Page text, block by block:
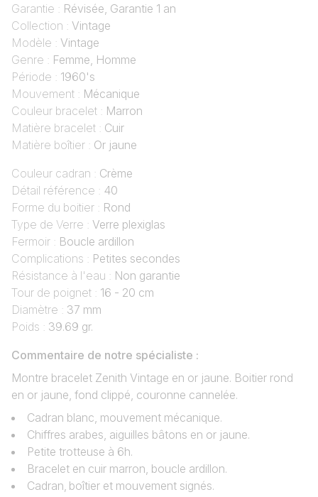
Garantie : Révisée, Garantie 1 an
Collection : Vintage
Modèle : Vintage
Genre : Femme, Homme
Période : 1960's
Mouvement : Mécanique
Couleur bracelet : Marron
Matière bracelet : Cuir
Matière boîtier : Or jaune
Couleur cadran : Crème
Détail référence : 40
Forme du boitier : Rond
Type de Verre : Verre plexiglas
Fermoir : Boucle ardillon
Complications : Petites secondes
Résistance à l'eau : Non garantie
Tour de poignet : 16 - 20 cm
Diamètre : 37 mm
Poids : 39.69 gr.
Commentaire de notre spécialiste :
Montre bracelet Zenith Vintage en or jaune. Boitier rond
en or jaune, fond clippé, couronne cannelée.
Cadran blanc, mouvement mécanique.
Chiffres arabes, aiguilles bâtons en or jaune.
Petite trotteuse à 6h.
Bracelet en cuir marron, boucle ardillon.
Cadran‚ boîtier et mouvement signés.